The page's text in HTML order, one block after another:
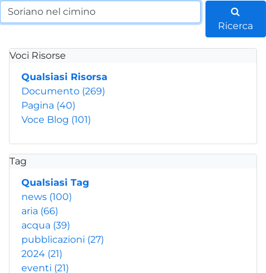
Ricerca
Voci Risorse
Qualsiasi Risorsa
Documento (269)
Pagina (40)
Voce Blog (101)
Tag
Qualsiasi Tag
news (100)
aria (66)
acqua (39)
pubblicazioni (27)
2024 (21)
eventi (21)